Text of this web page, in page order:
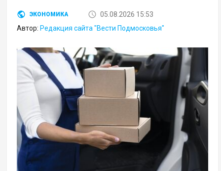
ЭКОНОМИКА
05.08.2026 15:53
Автор: Редакция сайта "Вести Подмосковья"